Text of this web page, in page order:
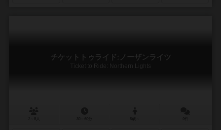
チケットトゥライド:ノーザンライツ
Ticket to Ride: Northern Lights